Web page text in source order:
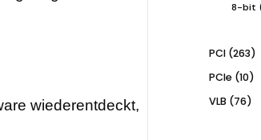
wiederentdeckt,
8-bit
PCI 263263
PCIe 1010
VLB 7676